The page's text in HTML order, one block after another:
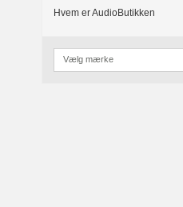
Hvem er AudioButikken